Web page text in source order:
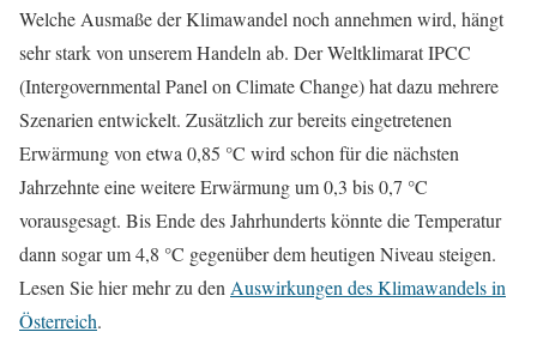
Welche Ausmaße der Klimawandel noch annehmen wird, hängt
sehr stark von unserem Handeln ab. Der Weltklimarat IPCC
(Intergovernmental Panel on Climate Change) hat dazu mehrere
Szenarien entwickelt. Zusätzlich zur bereits eingetretenen
Erwärmung von etwa 0,85 °C wird schon für die nächsten
Jahrzehnte eine weitere Erwärmung um 0,3 bis 0,7 °C
vorausgesagt. Bis Ende des Jahrhunderts könnte die Temperatur
dann sogar um 4,8 °C gegenüber dem heutigen Niveau steigen.
Lesen Sie hier mehr zu den Auswirkungen des Klimawandels in
Österreich.